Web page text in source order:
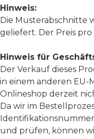
Hinweis:
Die Musterabschnitte
geliefert. Der Preis
Hinweis für
Der Verkauf dieses
in einem anderen EU-
Onlineshop derzeit
Da wir im
Identifikationsnummer
und prüfen, können